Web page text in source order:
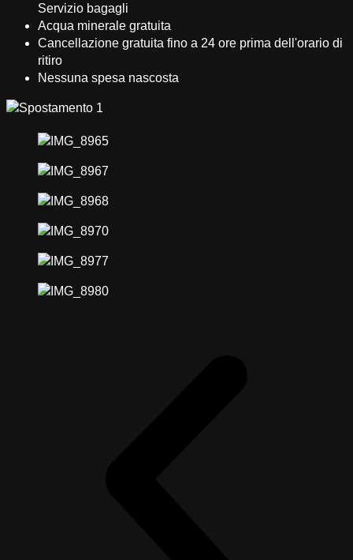
Servizio bagagli
Acqua minerale gratuita
Cancellazione gratuita fino a 24 ore prima dell'orario di
ritiro
Nessuna spesa nascosta